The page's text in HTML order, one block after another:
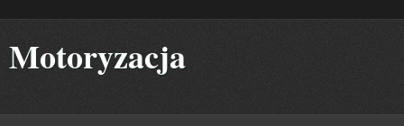
Motoryzacja